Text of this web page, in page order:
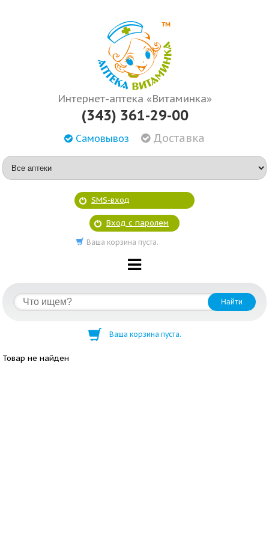
Интернет-аптека «Витаминка»
(343) 361-29-00
Самовывоз Доставка
SMS-вход
Вход с паролем
Ваша корзина пуста.
Ваша корзина пуста.
Товар не найден